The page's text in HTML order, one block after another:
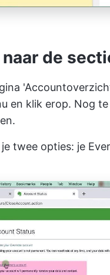
de
en klik erop. Nog
twee opties: je